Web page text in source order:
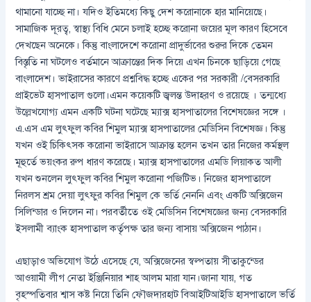
থামানো যাচ্ছে না। যদিও ইতিমধ্যে কিছু দেশ করোনাকে হার মানিয়েছে।
সামাজিক দূরত্ব, স্বাস্থ্য বিধি মেনে চলাই হচ্ছে করোনা জয়ের মূল কারণ হিসেবে
দেখছেন অনেকে। কিন্তু বাংলাদেশে করোনা প্রাদুর্ভাবের শুরুর দিকে তেমন
বিস্তৃতি না ঘটলেও বর্তমানে আক্রান্তের দিক দিয়ে এখন চিনকে ছাড়িয়ে গেছে
বাংলাদেশ। ভাইরাসের কারণে প্রশ্নবিদ্ধ হচ্ছে একের পর সরকারী /বেসরকারি
প্রাইভেট হাসপাতাল গুলো।এমন কয়েকটি জ্বলন্ত উদাহরণ ও রয়েছে । তন্মধ্যে
উল্লেখযোগ্য এমন একটি ঘটনা ঘটেছে ম্যাক্স হাসপাতালের বিশেষজ্ঞের সঙ্গে ।
এ.এস এম লুৎফুল কবির শিমুল ম্যাক্স হাসপাতালের মেডিসিন বিশেষজ্ঞ। কিন্তু
যখন ওই চিকিৎসক করোনা ভাইরাসে আক্রান্ত হলেন তখন তার নিজের কর্মস্থল
মূহুর্তে ভয়ংকর রুপ ধারণ করেছে। ম্যাক্স হাসপাতালের এমডি লিয়াকত আলী
যখন শুনলেন লুৎফুল কবির শিমুল করোনা পজিটিভ। নিজের হাসপাতালে
নিরলস শ্রম দেয়া লুৎফুর কবির শিমুল কে ভর্তি নেননি এবং একটি অক্সিজেন
সিলিন্ডার ও দিলেন না। পরবর্তীতে ওই মেডিসিন বিশেষজ্ঞের জন্য বেসরকারি
ইসলামী ব্যাংক হাসপাতাল কর্তৃপক্ষ তার জন্য বাসায় অক্সিজেন পাঠান।
এছাড়াও অভিযোগ উঠে এসেছে যে, অক্সিজেনের স্বল্পতায় সীতাকুন্ডের
আওয়ামী লীগ নেতা ইঞ্জিনিয়ার শাহ আলম মারা যান।জানা যায়, গত
বৃহস্পতিবার শ্বাস কষ্ট নিয়ে তিনি ফৌজদারহাট বিআইটিআইডি হাসপাতালে ভর্তি